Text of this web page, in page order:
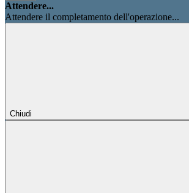
Attendere...
Attendere il completamento dell'operazione...
Chiudi